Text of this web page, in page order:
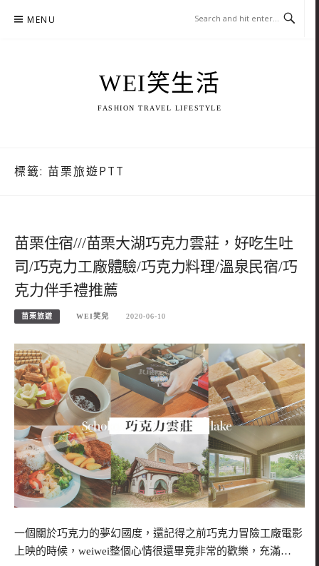
MENU
WEI笑生活
FASHION TRAVEL LIFESTYLE
標籤: 苗栗旅遊PTT
苗栗住宿///苗栗大湖巧克力雲莊，好吃生吐
司/巧克力工廠體驗/巧克力料理/溫泉民宿/巧
克力伴手禮推薦
苗栗旅遊 WEI笑兒 2020-06-10
一個關於巧克力的夢幻國度，還記得之前巧克力冒險工廠電影
上映的時候，weiwei整個心情很還畢竟非常的歡樂，充滿…